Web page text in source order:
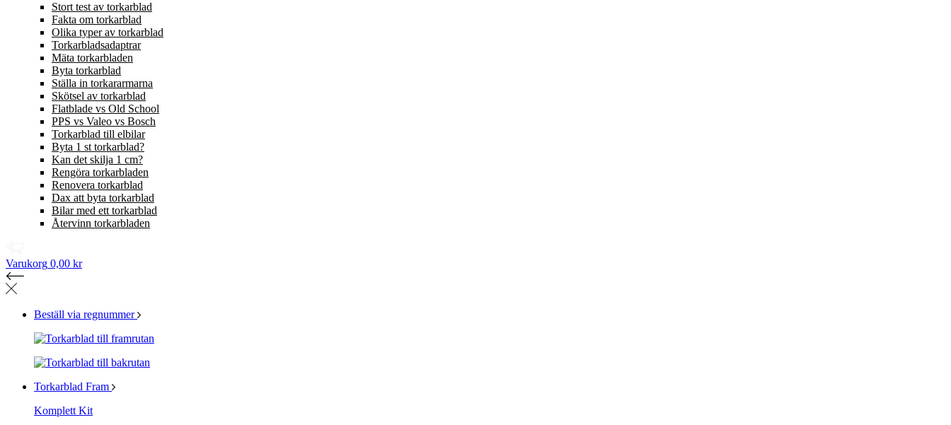
Stort test av torkarblad
Fakta om torkarblad
Olika typer av torkarblad
Torkarbladsadaptrar
Mäta torkarbladen
Byta torkarblad
Ställa in torkararmarna
Skötsel av torkarblad
Flatblade vs Old School
PPS vs Valeo vs Bosch
Torkarblad till elbilar
Byta 1 st torkarblad?
Kan det skilja 1 cm?
Rengöra torkarbladen
Renovera torkarblad
Dax att byta torkarblad
Bilar med ett torkarblad
Återvinn torkarbladen
Varukorg 0,00 kr
Beställ via regnummer
Torkarblad Fram
Komplett Kit